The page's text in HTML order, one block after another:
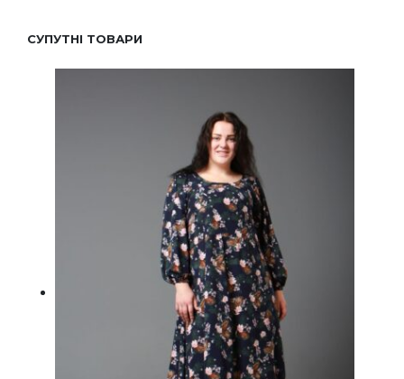
СУПУТНІ ТОВАРИ